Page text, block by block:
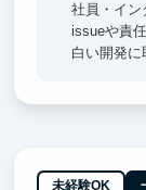
社員・イン
issueや責
白い開発に
未経験OK